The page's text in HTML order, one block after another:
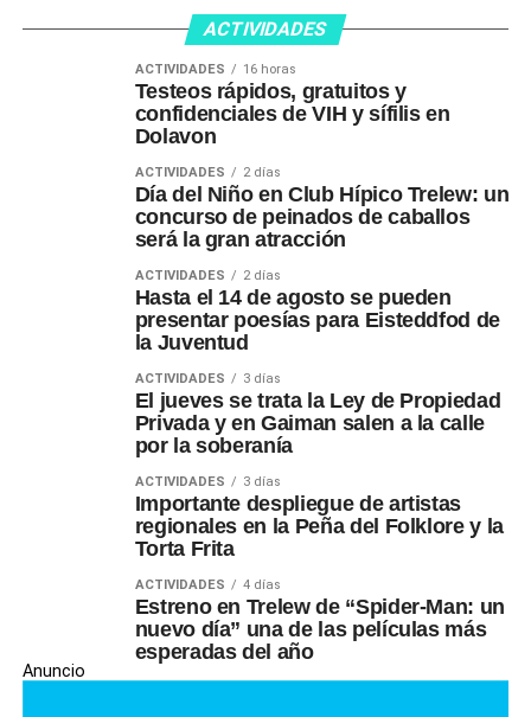
ACTIVIDADES
ACTIVIDADES 16 horas
Testeos rápidos, gratuitos y
confidenciales de VIH y sífilis en
Dolavon
ACTIVIDADES 2 días
Día del Niño en Club Hípico Trelew: un
concurso de peinados de caballos
será la gran atracción
ACTIVIDADES 2 días
Hasta el 14 de agosto se pueden
presentar poesías para Eisteddfod de
la Juventud
ACTIVIDADES 3 días
El jueves se trata la Ley de Propiedad
Privada y en Gaiman salen a la calle
por la soberanía
ACTIVIDADES 3 días
Importante despliegue de artistas
regionales en la Peña del Folklore y la
Torta Frita
ACTIVIDADES 4 días
Estreno en Trelew de “Spider-Man: un
nuevo día” una de las películas más
esperadas del año
Anuncio